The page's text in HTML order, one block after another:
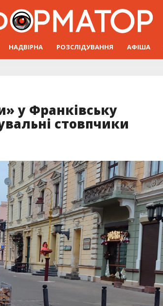
НАДВІРНА РОЗСЛІДУВАННЯ АФІША
у Франківську
стовпчики